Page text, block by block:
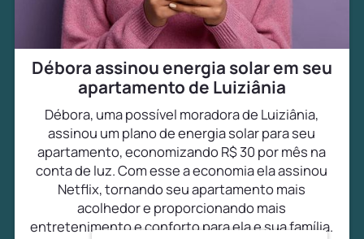
Débora assinou energia solar em seu
apartamento de Luiziânia
Débora, uma possível moradora de Luiziânia,
assinou um plano de energia solar para seu
apartamento, economizando R$ 30 por mês na
conta de luz. Com esse a economia ela assinou
Netflix, tornando seu apartamento mais
acolhedor e proporcionando mais
entretenimento e conforto para ela e sua família.